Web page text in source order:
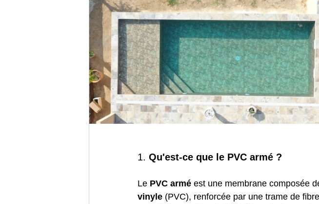
1. Qu'est-ce que le PVC armé ?
Le PVC armé est une membrane composée
vinyle (PVC), renforcée par une trame de